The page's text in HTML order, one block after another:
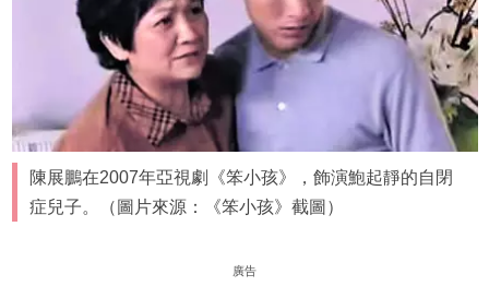
陳展鵬在2007年亞視劇《笨小孩》，飾演鮑起靜的自閉
症兒子。（圖片來源：《笨小孩》截圖）
廣告